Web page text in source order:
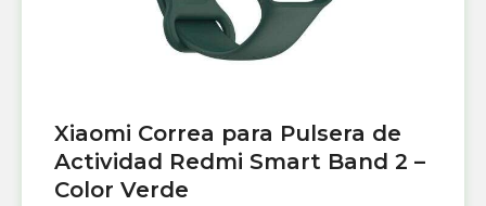
Xiaomi Correa para Pulsera de
Actividad Redmi Smart Band 2 –
Color Verde